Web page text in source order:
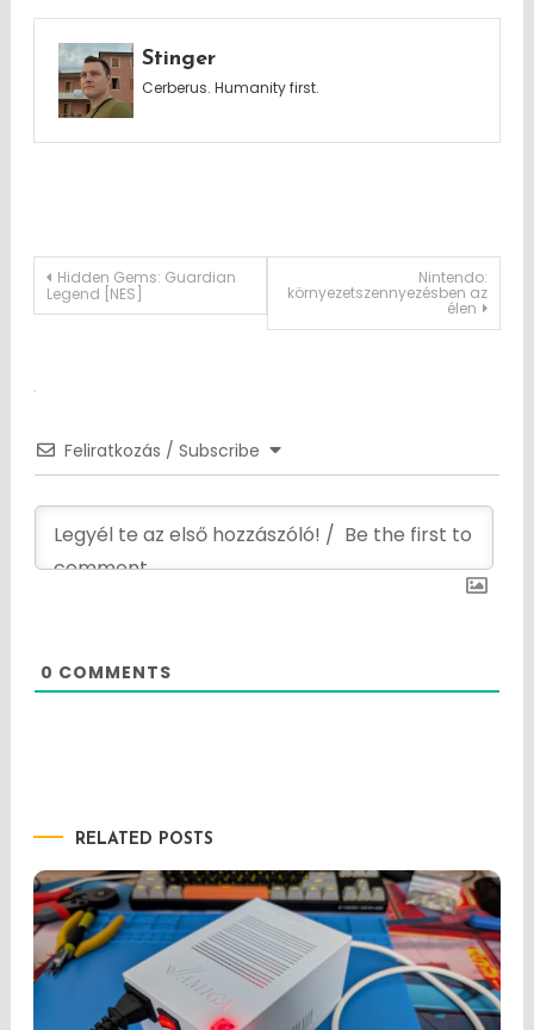
Stinger
Cerberus. Humanity first.
Post
Hidden Gems: Guardian
Legend [NES]
Nintendo:
környezetszennyezésben az
élen
Feliratkozás / Subscribe
0 COMMENTS
RELATED POSTS